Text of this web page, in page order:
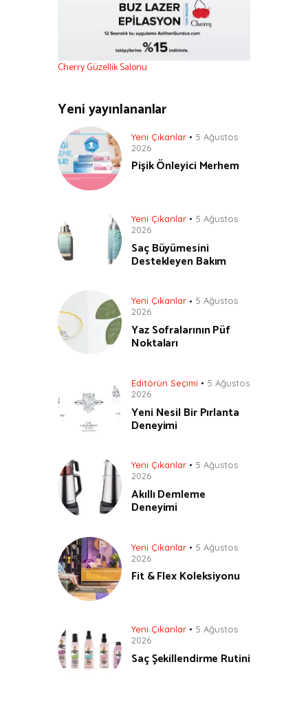
Cherry Güzellik Salonu
Yeni yayınlananlar
Yeni Çıkanlar
5 Ağustos
2026
Pişik Önleyici Merhem
Yeni Çıkanlar
5 Ağustos
2026
Saç Büyümesini
Destekleyen Bakım
Yeni Çıkanlar
5 Ağustos
2026
Yaz Sofralarının Püf
Noktaları
Editörün Seçimi
5 Ağustos
2026
Yeni Nesil Bir Pırlanta
Deneyimi
Yeni Çıkanlar
5 Ağustos
2026
Akıllı Demleme
Deneyimi
Yeni Çıkanlar
5 Ağustos
2026
Fit & Flex Koleksiyonu
Yeni Çıkanlar
5 Ağustos
2026
Saç Şekillendirme Rutini